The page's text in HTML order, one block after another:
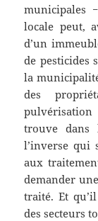
municipales
locale peut,
d’un
de pesticides
la
des
trouve dans
l’inverse qui
aux
demander
traité. Et
des secteurs